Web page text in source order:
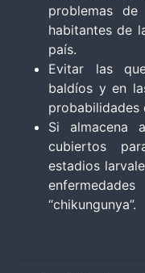
problemas
habitantes de
país.
Evitar las
baldíos y en
probabilidades
Si almacena
cubiertos
estadios
“chikungunya”.